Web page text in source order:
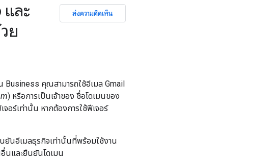
ส่งความคิดเห็น
ละ
ย
Business คุณสามารถใช้อีเมล Gmail
) หรือการเป็นเจ้าของ ชื่อโดเมนของ
อร์เท่านั้น หากต้องการใช้ฟีเจอร์
ยันอีเมลธุรกิจเท่านั้นที่พร้อมใช้งาน
นและยืนยันโดเมน